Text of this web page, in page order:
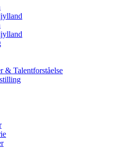
& Talentforståelse